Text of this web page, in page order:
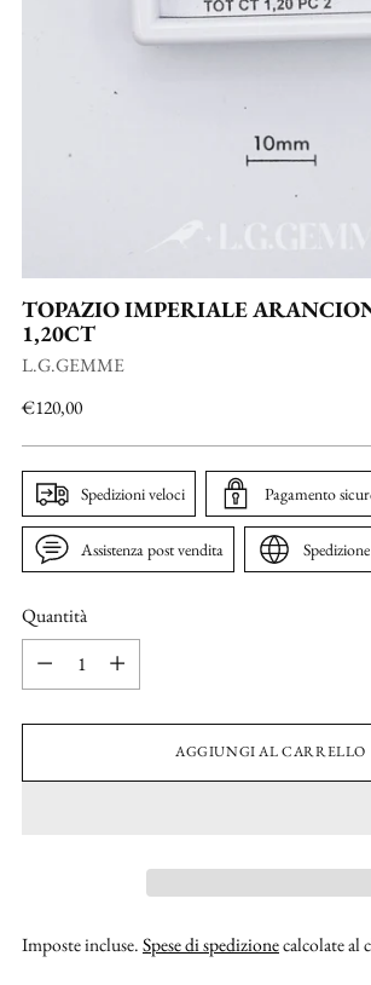
TOPAZIO IMPERIALE
1,20CT
L.G.GEMME
Prezzo
€120,00
Spedizioni veloci Pagamento
Assistenza post vendita
Quantità
Quantità
AGGIUNGI AL CARRELLO
Imposte incluse.Spese di spedizionecalcolate al